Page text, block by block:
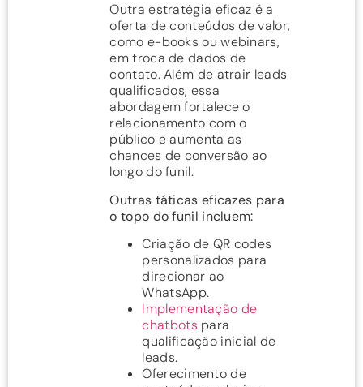
Outra estratégia eficaz é a
oferta de conteúdos de valor,
como e-books ou webinars,
em troca de dados de
contato. Além de atrair leads
qualificados, essa
abordagem fortalece o
relacionamento com o
público e aumenta as
chances de conversão ao
longo do funil.
Outras táticas eficazes para
o topo do funil incluem:
Criação de QR codes
personalizados para
direcionar ao
WhatsApp.
Implementação de
chatbots para
qualificação inicial de
leads.
Oferecimento de